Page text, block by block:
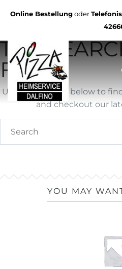
Online Bestellungoder
YOU ARE
THE
FOR ""
Use search form below to
and checkout our
YOU MAY